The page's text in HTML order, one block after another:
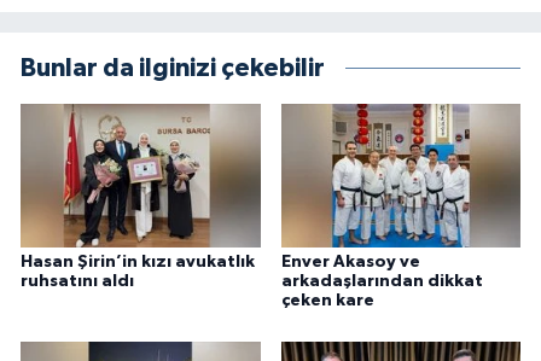
Bunlar da ilginizi çekebilir
Hasan Şirin’in kızı avukatlık
ruhsatını aldı
Enver Akasoy ve
arkadaşlarından dikkat
çeken kare